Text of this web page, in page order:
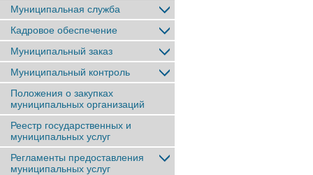
Муниципальная служба
Кадровое обеспечение
Муниципальный заказ
Муниципальный контроль
Положения о закупках
муниципальных организаций
Реестр государственных и
муниципальных услуг
Регламенты предоставления
муниципальных услуг